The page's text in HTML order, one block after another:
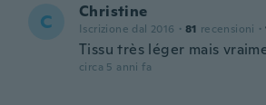
C Christine
Iscrizione dal 2016 · 81 recensioni ·
Tissu très léger mais
circa 5 anni fa